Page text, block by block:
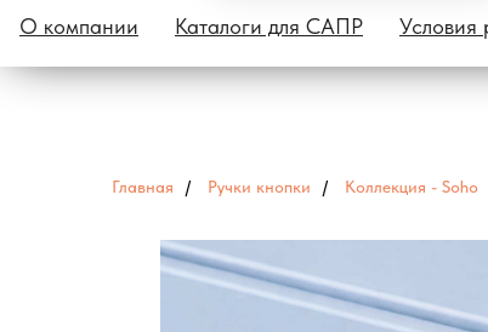
О компании Каталоги для САПР Условия
Главная / Ручки кнопки / Коллекция - Soho